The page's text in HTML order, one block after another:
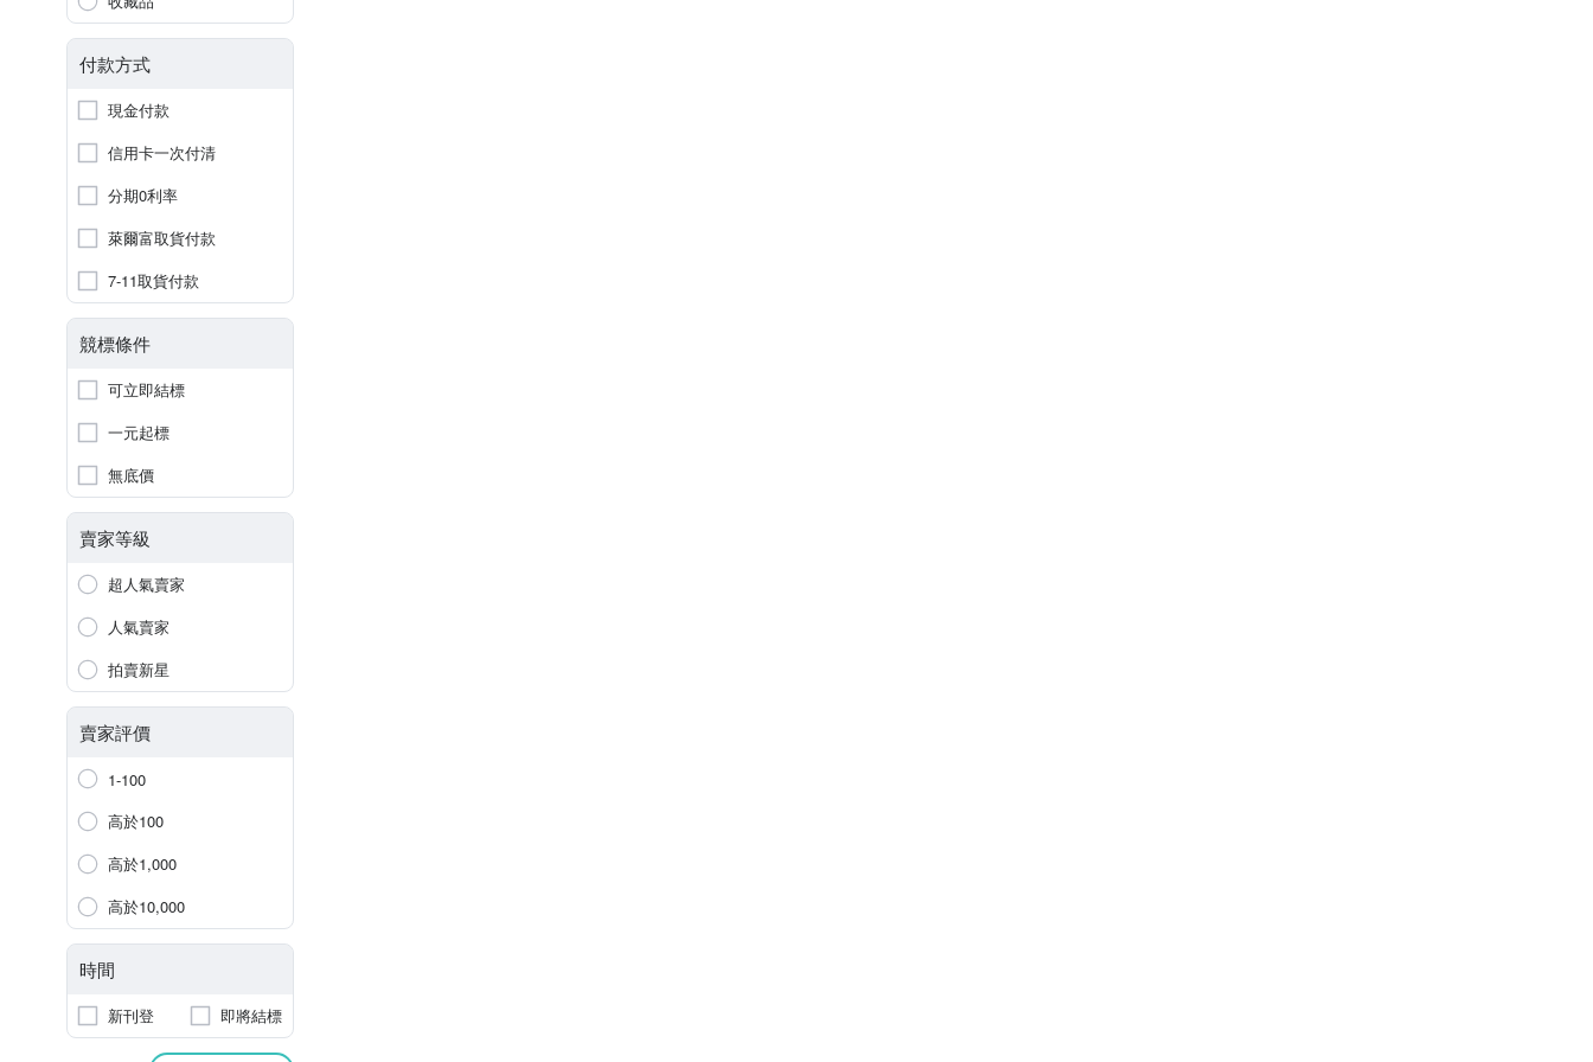
付款方式
現金付款
信用卡一次付清
分期0利率
萊爾富取貨付款
7-11取貨付款
競標條件
可立即結標
一元起標
無底價
賣家等級
超人氣賣家
人氣賣家
拍賣新星
賣家評價
1-100
高於100
高於1,000
高於10,000
時間
新刊登 即將結標